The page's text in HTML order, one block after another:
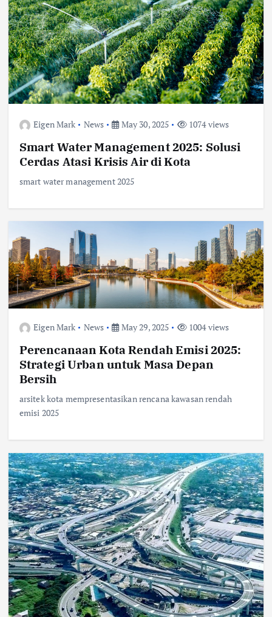
Eigen Mark News May 30, 2025 1074 views
Smart Water Management 2025: Solusi
Cerdas Atasi Krisis Air di Kota
smart water management 2025
Eigen Mark News May 29, 2025 1004 views
Perencanaan Kota Rendah Emisi 2025:
Strategi Urban untuk Masa Depan
Bersih
arsitek kota mempresentasikan rencana kawasan rendah
emisi 2025